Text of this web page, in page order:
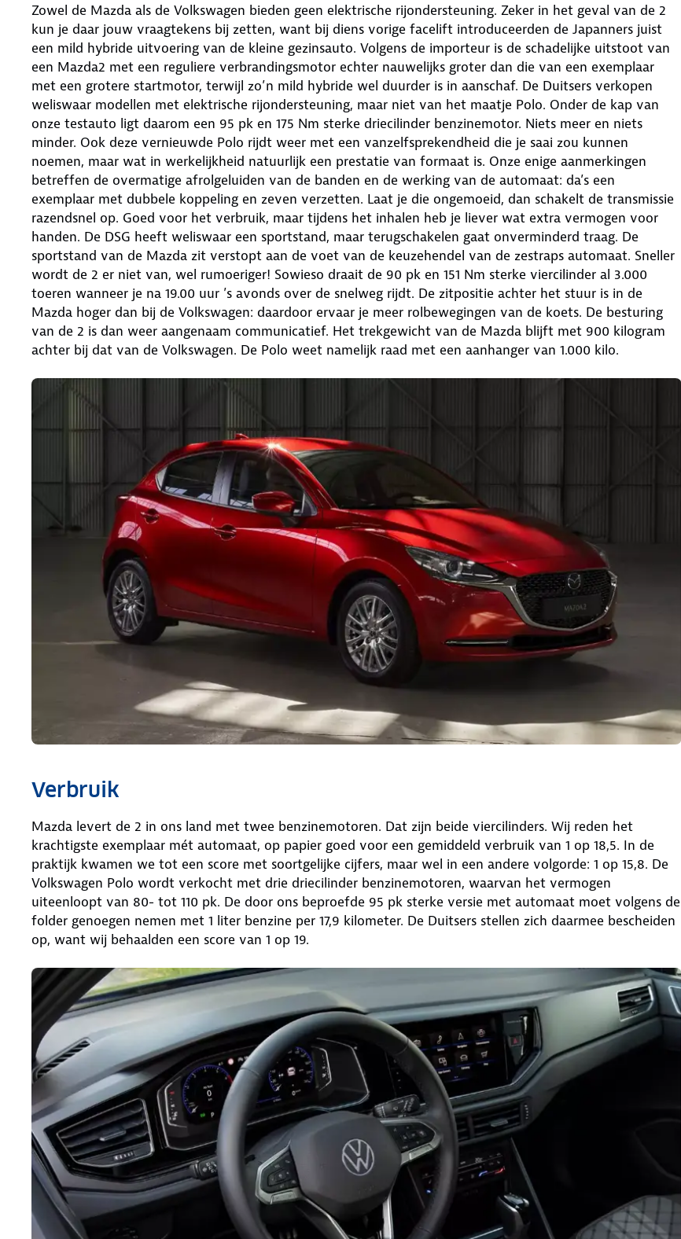
Zowel de Mazda als de Volkswagen bieden geen elektrische rijondersteuning. Zeker in het geval van de 2
kun je daar jouw vraagtekens bij zetten, want bij diens vorige facelift introduceerden de Japanners juist
een mild hybride uitvoering van de kleine gezinsauto. Volgens de importeur is de schadelijke uitstoot van
een Mazda2 met een reguliere verbrandingsmotor echter nauwelijks groter dan die van een exemplaar
met een grotere startmotor, terwijl zo’n mild hybride wel duurder is in aanschaf. De Duitsers verkopen
weliswaar modellen met elektrische rijondersteuning, maar niet van het maatje Polo. Onder de kap van
onze testauto ligt daarom een 95 pk en 175 Nm sterke driecilinder benzinemotor. Niets meer en niets
minder. Ook deze vernieuwde Polo rijdt weer met een vanzelfsprekendheid die je saai zou kunnen
noemen, maar wat in werkelijkheid natuurlijk een prestatie van formaat is. Onze enige aanmerkingen
betreffen de overmatige afrolgeluiden van de banden en de werking van de automaat: da’s een
exemplaar met dubbele koppeling en zeven verzetten. Laat je die ongemoeid, dan schakelt de transmissie
razendsnel op. Goed voor het verbruik, maar tijdens het inhalen heb je liever wat extra vermogen voor
handen. De DSG heeft weliswaar een sportstand, maar terugschakelen gaat onverminderd traag. De
sportstand van de Mazda zit verstopt aan de voet van de keuzehendel van de zestraps automaat. Sneller
wordt de 2 er niet van, wel rumoeriger! Sowieso draait de 90 pk en 151 Nm sterke viercilinder al 3.000
toeren wanneer je na 19.00 uur ’s avonds over de snelweg rijdt. De zitpositie achter het stuur is in de
Mazda hoger dan bij de Volkswagen: daardoor ervaar je meer rolbewegingen van de koets. De besturing
van de 2 is dan weer aangenaam communicatief. Het trekgewicht van de Mazda blijft met 900 kilogram
achter bij dat van de Volkswagen. De Polo weet namelijk raad met een aanhanger van 1.000 kilo.
Verbruik
Mazda levert de 2 in ons land met twee benzinemotoren. Dat zijn beide viercilinders. Wij reden het
krachtigste exemplaar mét automaat, op papier goed voor een gemiddeld verbruik van 1 op 18,5. In de
praktijk kwamen we tot een score met soortgelijke cijfers, maar wel in een andere volgorde: 1 op 15,8. De
Volkswagen Polo wordt verkocht met drie driecilinder benzinemotoren, waarvan het vermogen
uiteenloopt van 80- tot 110 pk. De door ons beproefde 95 pk sterke versie met automaat moet volgens de
folder genoegen nemen met 1 liter benzine per 17,9 kilometer. De Duitsers stellen zich daarmee bescheiden
op, want wij behaalden een score van 1 op 19.